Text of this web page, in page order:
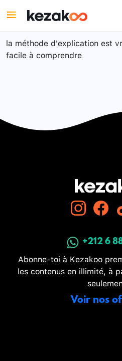
la méthode d'explication est
facile à comprendre
+212 6
Abonne-toi à Kezakoo
les contenus en illimité, à
Voir nos